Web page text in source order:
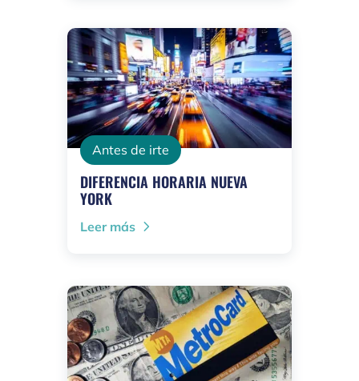
Antes de irte
DIFERENCIA HORARIA NUEVA
YORK
Leer más